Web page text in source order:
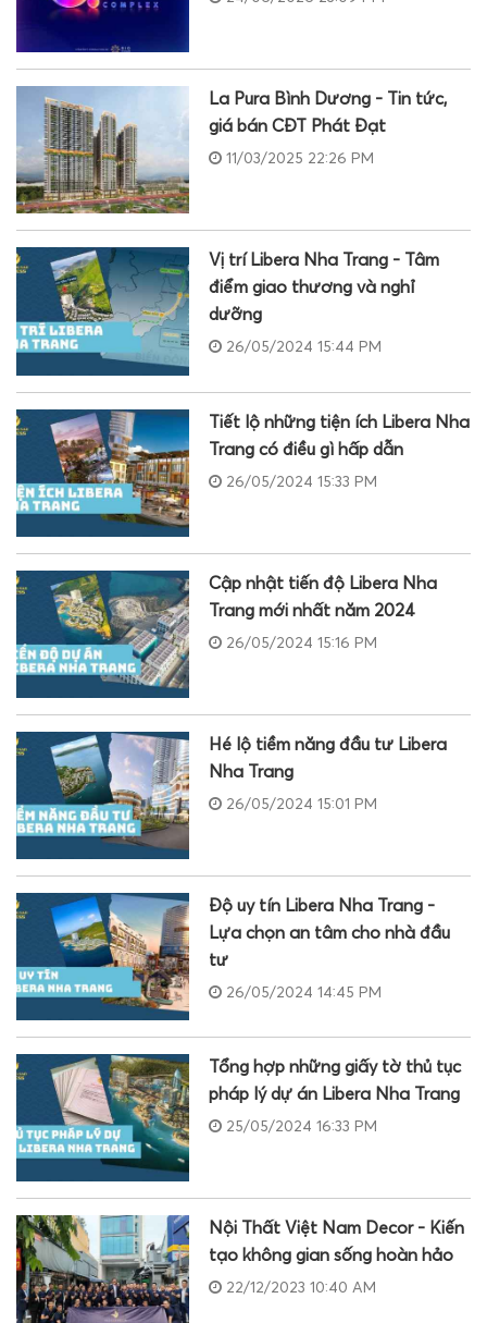
La Pura Bình Dương - Tin tức,
giá bán CĐT Phát Đạt
11/03/2025 22:26 PM
Vị trí Libera Nha Trang - Tâm
điểm giao thương và nghỉ
dưỡng
26/05/2024 15:44 PM
Tiết lộ những tiện ích Libera Nha
Trang có điều gì hấp dẫn
26/05/2024 15:33 PM
Cập nhật tiến độ Libera Nha
Trang mới nhất năm 2024
26/05/2024 15:16 PM
Hé lộ tiềm năng đầu tư Libera
Nha Trang
26/05/2024 15:01 PM
Độ uy tín Libera Nha Trang -
Lựa chọn an tâm cho nhà đầu
tư
26/05/2024 14:45 PM
Tổng hợp những giấy tờ thủ tục
pháp lý dự án Libera Nha Trang
25/05/2024 16:33 PM
Nội Thất Việt Nam Decor - Kiến
tạo không gian sống hoàn hảo
22/12/2023 10:40 AM